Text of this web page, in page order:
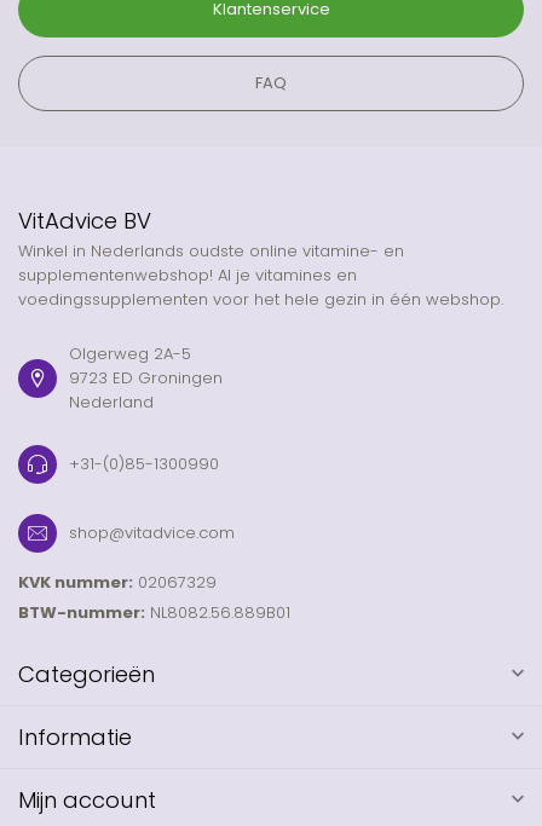
Klantenservice
FAQ
VitAdvice BV
Winkel in Nederlands oudste online vitamine- en
supplementenwebshop! Al je vitamines en
voedingssupplementen voor het hele gezin in één webshop.
Olgerweg 2A-5
9723 ED Groningen
Nederland
+31-(0)85-1300990
shop@vitadvice.com
KVK nummer: 02067329
BTW-nummer: NL8082.56.889B01
Categorieën
Informatie
Mijn account